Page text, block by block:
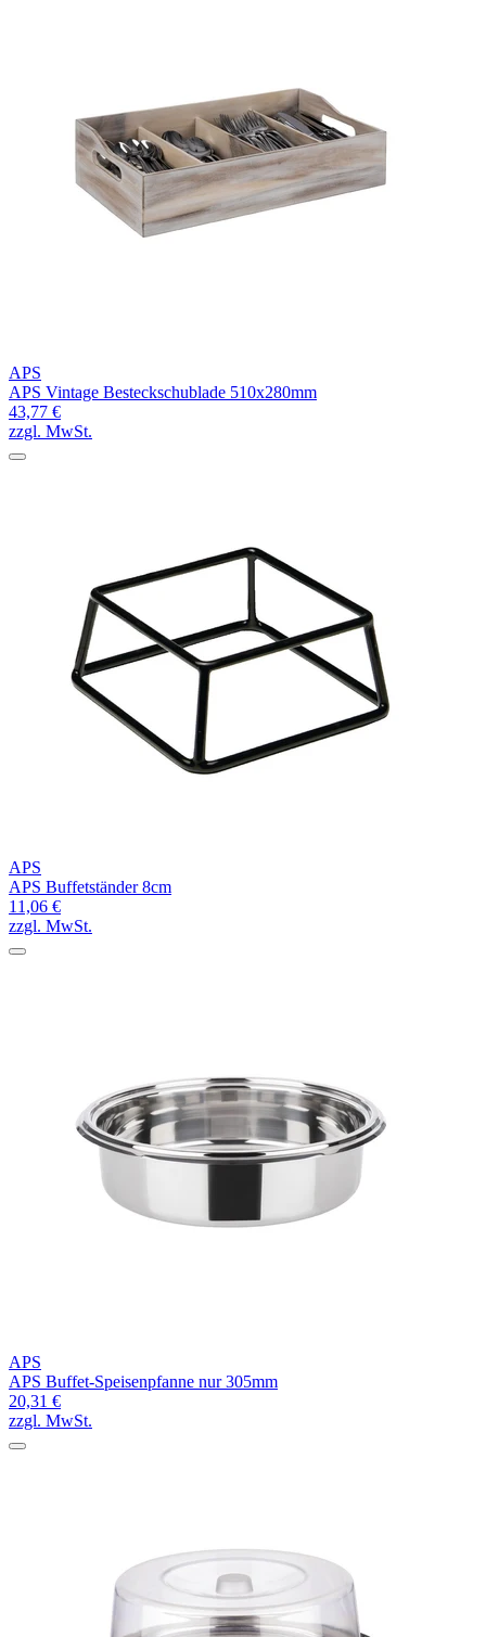
APS
APS Vintage Besteckschublade 510x280mm
43,77 €
zzgl. MwSt.
APS
APS Buffetständer 8cm
11,06 €
zzgl. MwSt.
APS
APS Buffet-Speisenpfanne nur 305mm
20,31 €
zzgl. MwSt.